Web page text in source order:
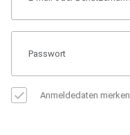
Anmeldedaten merken